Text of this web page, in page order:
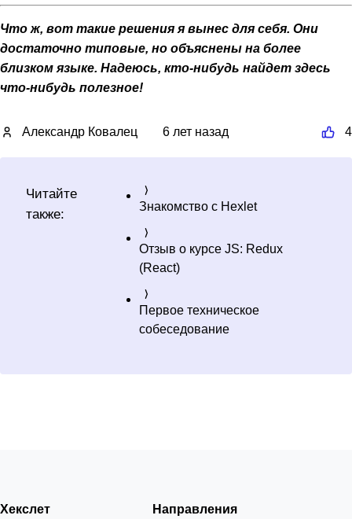
Что ж, вот такие решения я вынес для себя. Они
достаточно типовые, но объяснены на более
близком языке. Надеюсь, кто-нибудь найдет здесь
что-нибудь полезное!
Александр Ковалец 6 лет назад 4
Читайте
также:
Знакомство с Hexlet
Отзыв о курсе JS: Redux
(React)
Первое техническое
собеседование
Хекслет Направления